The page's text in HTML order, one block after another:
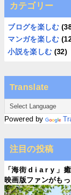
カテゴリー
ブログを楽しむ
マンガを楽しむ
小説を楽しむ (32)
Translate
Powered by
注目の投稿
「海街 d i a r y 」
映画版ファンがも